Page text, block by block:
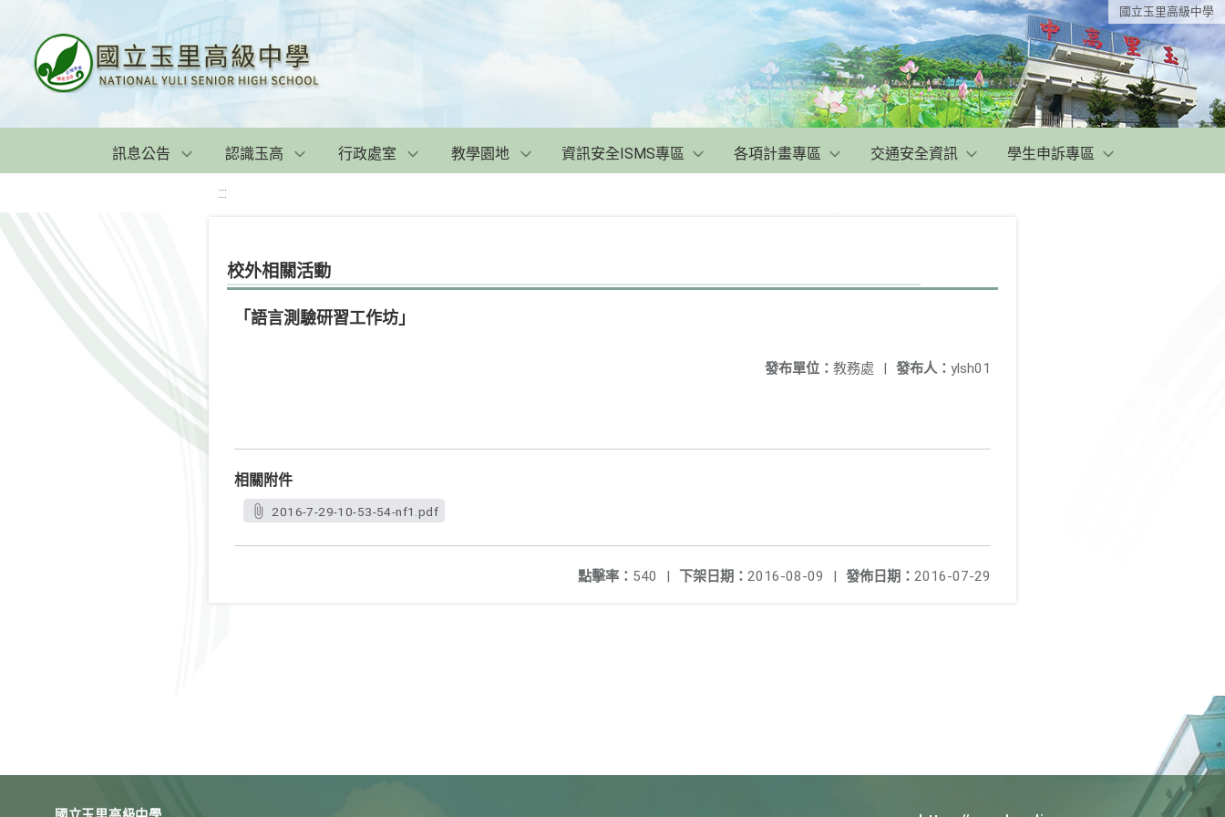
國立玉里高級中學
訊息公告 認識玉高 行政處室 教學園地 資訊安全ISMS專區 各項計畫專區 交通安全資訊 學生申訴專區
:::
校外相關活動
「語言測驗研習工作坊」
發布人： ylsh01
發布單位： 教務處 |
相關附件
2016-7-29-10-53-54-nf1.pdf
發佈日期： 2016-07-29
下架日期： 2016-08-09 |
點擊率： 540 |